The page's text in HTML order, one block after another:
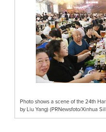
Photo shows a scene of the 24th
by Liu Yang) (PRNewsfoto/Xinhua